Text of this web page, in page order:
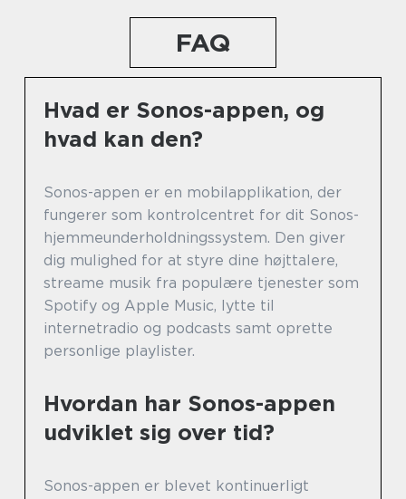
FAQ
Hvad er Sonos-appen, og
hvad kan den?
Sonos-appen er en mobilapplikation, der
fungerer som kontrolcentret for dit Sonos-
hjemmeunderholdningssystem. Den giver
dig mulighed for at styre dine højttalere,
streame musik fra populære tjenester som
Spotify og Apple Music, lytte til
internetradio og podcasts samt oprette
personlige playlister.
Hvordan har Sonos-appen
udviklet sig over tid?
Sonos-appen er blevet kontinuerligt